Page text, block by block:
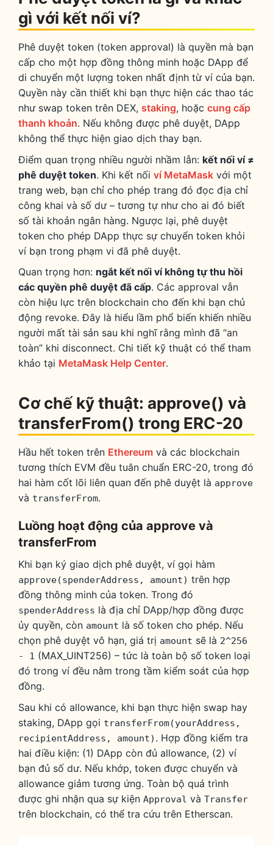
gì với kết nối ví?
Phê duyệt token (token approval) là quyền mà bạn
cấp cho một hợp đồng thông minh hoặc DApp để
di chuyển một lượng token nhất định từ ví của bạn.
Quyền này cần thiết khi bạn thực hiện các thao tác
như swap token trên DEX, staking, hoặc cung cấp
thanh khoản. Nếu không được phê duyệt, DApp
không thể thực hiện giao dịch thay bạn.
Điểm quan trọng nhiều người nhầm lẫn: kết nối ví ≠
phê duyệt token. Khi kết nối ví MetaMask với một
trang web, bạn chỉ cho phép trang đó đọc địa chỉ
công khai và số dư – tương tự như cho ai đó biết
số tài khoản ngân hàng. Ngược lại, phê duyệt
token cho phép DApp thực sự chuyển token khỏi
ví bạn trong phạm vi đã phê duyệt.
Quan trọng hơn: ngắt kết nối ví không tự thu hồi
các quyền phê duyệt đã cấp. Các approval vẫn
còn hiệu lực trên blockchain cho đến khi bạn chủ
động revoke. Đây là hiểu lầm phổ biến khiến nhiều
người mất tài sản sau khi nghĩ rằng mình đã “an
toàn” khi disconnect. Chi tiết kỹ thuật có thể tham
khảo tại MetaMask Help Center.
Cơ chế kỹ thuật: approve() và
transferFrom() trong ERC-20
Hầu hết token trên Ethereum và các blockchain
tương thích EVM đều tuân chuẩn ERC-20, trong đó
hai hàm cốt lõi liên quan đến phê duyệt là approve
và transferFrom.
Luồng hoạt động của approve và
transferFrom
Khi bạn ký giao dịch phê duyệt, ví gọi hàm
approve(spenderAddress, amount) trên hợp
đồng thông minh của token. Trong đó
spenderAddress là địa chỉ DApp/hợp đồng được
ủy quyền, còn amount là số token cho phép. Nếu
chọn phê duyệt vô hạn, giá trị amount sẽ là 2^256
- 1 (MAX_UINT256) – tức là toàn bộ số token loại
đó trong ví đều nằm trong tầm kiểm soát của hợp
đồng.
Sau khi có allowance, khi bạn thực hiện swap hay
staking, DApp gọi transferFrom(yourAddress,
recipientAddress, amount) . Hợp đồng kiểm tra
hai điều kiện: (1) DApp còn đủ allowance, (2) ví
bạn đủ số dư. Nếu khớp, token được chuyển và
allowance giảm tương ứng. Toàn bộ quá trình
được ghi nhận qua sự kiện Approval và Transfer
trên blockchain, có thể tra cứu trên Etherscan.